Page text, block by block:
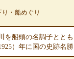
・船めぐり
を船頭の名調子とと
）年に国の史跡名